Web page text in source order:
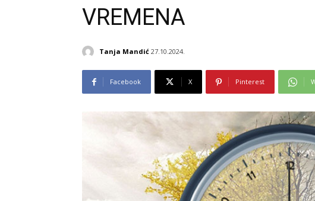
VREMENA
Tanja Mandić 27.10.2024.
Facebook X Pinterest